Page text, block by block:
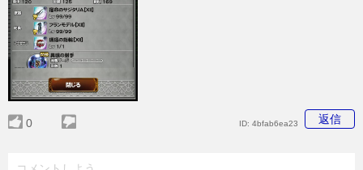
0 返信
ID: 4bfab6ea23